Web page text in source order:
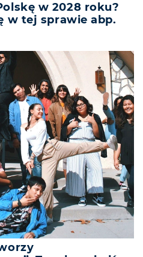
w 2028 roku?
w tej sprawie abp.